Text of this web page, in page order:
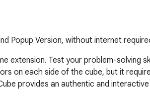
Popup Version, without internet
extension. Test your problem-solving
on each side of the cube, but it
provides an authentic and